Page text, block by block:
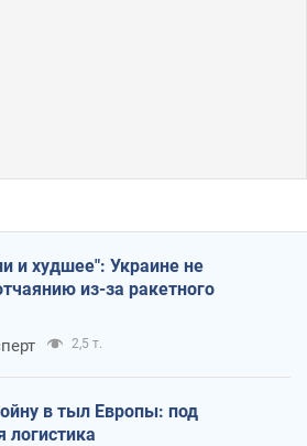
и худшее": Украине не
из-за ракетного
2,5 т.
в тыл Европы: под
логистика